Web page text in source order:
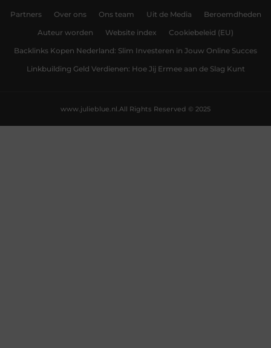
Partners Over ons Ons team Uit de Media Beroemdheden
Auteur worden Website index Cookiebeleid (EU)
Backlinks Kopen Nederland: Slim Investeren in Jouw Online Succes
Linkbuilding Geld Verdienen: Hoe Jij Ermee aan de Slag Kunt
All Rights Reserved © 2025
www.julieblue.nl.